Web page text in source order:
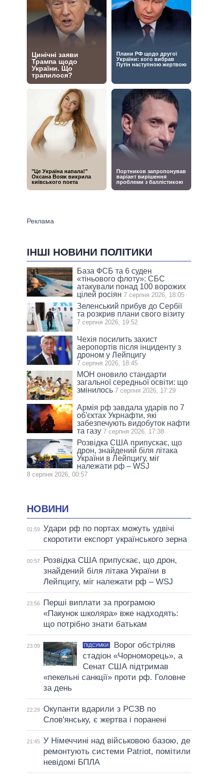
ІНШІ НОВИНИ ПОЛІТИКИ
База ФСБ та 6 суден
«тіньового флоту»: СБС
атакували понад 100 ворожих
цілей росіян 7 серпня 2026, 18:05
Зеленський прибув до Сербії
та розкрив плани свого візиту
7 серпня 2026, 19:52
Чехія посилить захист
аеропортів після інциденту з
дроном у Лейпцигу
7 серпня 2026, 18:45
МОН оновило стандарти
загальної середньої освіти: що
змінилось 7 серпня 2026, 17:29
Армія рф завдала ударів по 7
об'єктах Укрнафти, які
забезпечують видобуток нафти
та газу 7 серпня 2026, 17:38
Розвідка США припускає, що
дрон, знайдений біля літака
України в Лейпцигу, міг
належати рф – WSJ
8 серпня 2026, 00:57
НОВИНИ
01:59 Удари рф по портах можуть удвічі
скоротити експорт українського зерна
00:57
Розвідка США припускає, що дрон,
знайдений біля літака України в
Лейпцигу, міг належати рф – WSJ
23:56
Перші виплати за програмою
«Пакунок школяра» вже надходять:
що потрібно знати батькам
23:09 ПІДСУМКИ
Ворог обстріляв
стадіон «Чорноморець», а
Сенат США підтримав
«пекельні санкції» проти рф. Головне
за день
22:29 Окупанти вдарили з РСЗВ по
Слов'янську, є жертва і поранені
21:45 У Німеччині над військовою базою, де
ремонтують системи Patriot, помітили
невідомі БПЛА